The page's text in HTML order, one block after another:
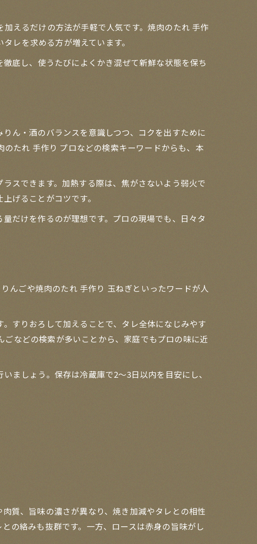
く
えるだけの方法が手軽で人気です。焼肉のたれ 手作
レを求める方が増えています。
底し、使うたびによくかき混ぜて新鮮な状態を保ち
ん・酒のバランスを意識しつつ、コクを出すために
たれ 手作り プロなどの検索キーワードからも、本
スできます。加熱する際は、焦がさないよう弱火で
げることがコツです。
だけを作るのが理想です。プロの現場でも、日々タ
んごや焼肉のたれ 手作り 玉ねぎといったワードが人
すりおろして加えることで、タレ全体になじみやす
などの検索が多いことから、家庭でもプロの味に近
ましょう。保存は冷蔵庫で2〜3日以内を目安にし、
質、旨味の濃さが異なり、焼き加減やタレとの相性
の絡みも抜群です。一方、ロースは赤身の旨味がし